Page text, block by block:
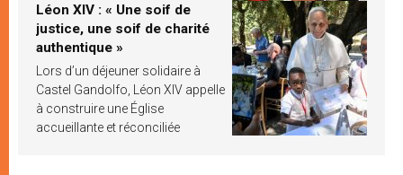
Léon XIV : « Une soif de
justice, une soif de charité
authentique »
Lors d’un déjeuner solidaire à
Castel Gandolfo, Léon XIV appelle
à construire une Église
accueillante et réconciliée